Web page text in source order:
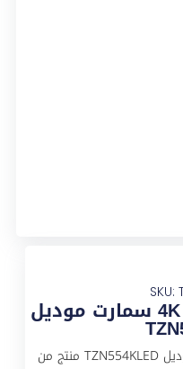
SKU:
شاشة نيكاي 55 بوصة 4K سمارت موديل
شاشة نيكاي 55 بوصة 4K سمارت موديل TZN554KLED منتج من